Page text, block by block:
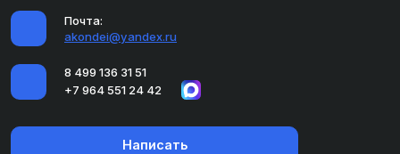
Почта:
akondei@yandex.ru
8 499 136 31 51
+7 964 551 24 42
Написать